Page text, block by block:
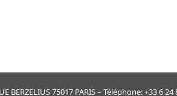
BERZELIUS 75017 PARIS – Téléphone: +33